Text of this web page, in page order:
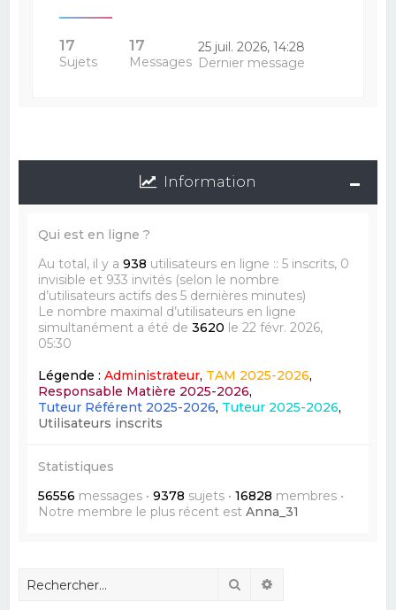
17
Sujets
17
Messages
25 juil. 2026, 14:28
Dernier message
Information
Qui est en ligne ?
Au total, il y a938 utilisateurs en ligne :: 5 inscrits, 0
invisible et 933 invités (selon le nombre
d’utilisateurs actifs des 5 dernières minutes)
Le nombre maximal d’utilisateurs en ligne
simultanément a été de3620 le 22 févr. 2026,
05:30
Légende :Administrateur, TAM 2025-2026,
Responsable Matière 2025-2026,
Tuteur Référent 2025-2026, Tuteur 2025-2026,
Utilisateurs inscrits
Statistiques
56556 messages •9378 sujets •16828 membres •
Notre membre le plus récent estAnna_31
Rechercher